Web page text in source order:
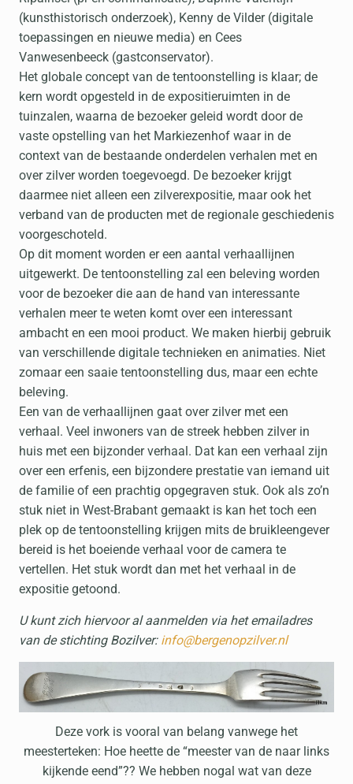
(kunsthistorisch onderzoek), Kenny de Vilder (digitale
toepassingen en nieuwe media) en Cees
Vanwesenbeeck (gastconservator).
Het globale concept van de tentoonstelling is klaar; de
kern wordt opgesteld in de expositieruimten in de
tuinzalen, waarna de bezoeker geleid wordt door de
vaste opstelling van het Markiezenhof waar in de
context van de bestaande onderdelen verhalen met en
over zilver worden toegevoegd. De bezoeker krijgt
daarmee niet alleen een zilverexpositie, maar ook het
verband van de producten met de regionale geschiedenis
voorgeschoteld.
Op dit moment worden er een aantal verhaallijnen
uitgewerkt. De tentoonstelling zal een beleving worden
voor de bezoeker die aan de hand van interessante
verhalen meer te weten komt over een interessant
ambacht en een mooi product. We maken hierbij gebruik
van verschillende digitale technieken en animaties. Niet
zomaar een saaie tentoonstelling dus, maar een echte
beleving.
Een van de verhaallijnen gaat over zilver met een
verhaal. Veel inwoners van de streek hebben zilver in
huis met een bijzonder verhaal. Dat kan een verhaal zijn
over een erfenis, een bijzondere prestatie van iemand uit
de familie of een prachtig opgegraven stuk. Ook als zo’n
stuk niet in West-Brabant gemaakt is kan het toch een
plek op de tentoonstelling krijgen mits de bruikleengever
bereid is het boeiende verhaal voor de camera te
vertellen. Het stuk wordt dan met het verhaal in de
expositie getoond.
U kunt zich hiervoor al aanmelden via het emailadres
van de stichting Bozilver: info@bergenopzilver.nl
Deze vork is vooral van belang vanwege het
meesterteken: Hoe heette de “meester van de naar links
kijkende eend”?? We hebben nogal wat van deze